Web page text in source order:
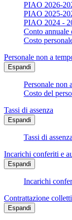
PIAO 2026-
PIAO 2025-
PIAO 2024 -
Conto annuale
Costo
Personale non a
Espandi
Personale non
Costo del
Tassi di assenza
Espandi
Tassi di assenza
Incarichi conferiti e
Espandi
Incarichi
Contrattazione
Espandi